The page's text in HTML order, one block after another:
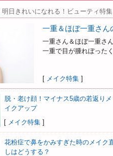
明日きれいになれる！ビューティ特
一重＆ほぼ一重さん
一重さん＆ほぼ一重さ
一重で目が腫れぼった
[ メイク特集 ]
脱・老け顔！マイナス5歳の若返りメ
イクアップ
[ メイク特集 ]
花粉症で鼻をかみすぎた時のメイク
しはどうする？